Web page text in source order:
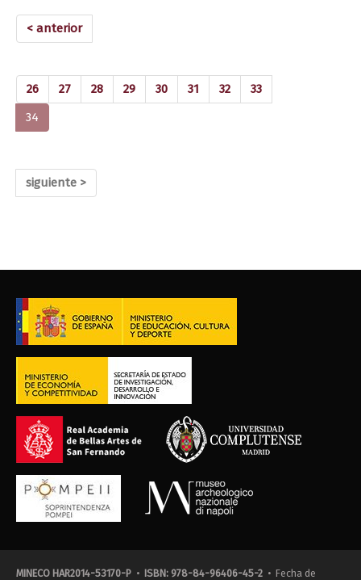
< anterior
26 27 28 29 30 31 32
33
34
siguiente >
MINECO HAR2014-53170-P • ISBN: 978-84-96406-45-2 • Fecha de